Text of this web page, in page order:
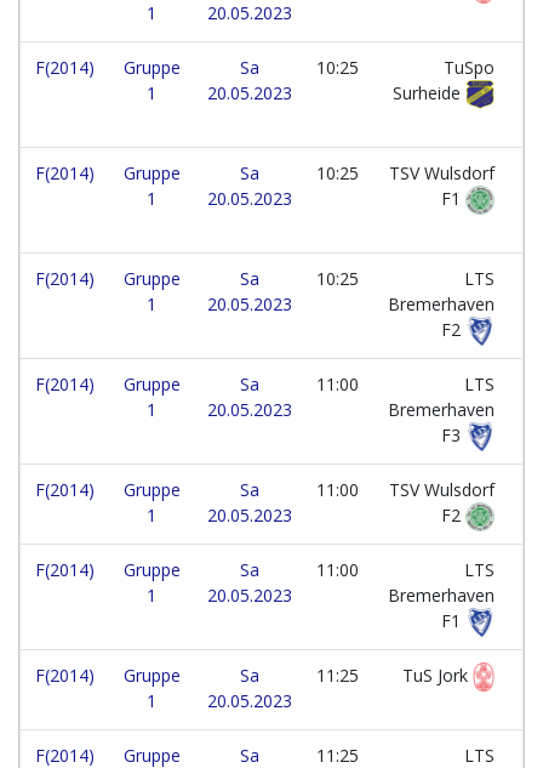
1
20.05.2023
F(2014)
Gruppe
1
Sa
20.05.2023
10:25
TuSpo
Surheide
F(2014)
Gruppe
1
Sa
20.05.2023
10:25
TSV Wulsdorf
F1
F(2014)
Gruppe
1
Sa
20.05.2023
10:25
LTS
Bremerhaven
F2
F(2014)
Gruppe
1
Sa
20.05.2023
11:00
LTS
Bremerhaven
F3
F(2014)
Gruppe
1
Sa
20.05.2023
11:00
TSV Wulsdorf
F2
F(2014)
Gruppe
1
Sa
20.05.2023
11:00
LTS
Bremerhaven
F1
F(2014)
Gruppe
1
Sa
20.05.2023
11:25 TuS Jork
F(2014)
Gruppe
Sa
11:25
LTS